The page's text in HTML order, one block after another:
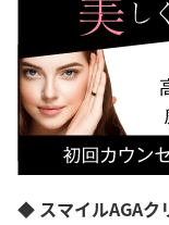
佐賀県
長崎県
熊本県
大分県
宮崎県
沖縄県
◆ スマイルAGAク